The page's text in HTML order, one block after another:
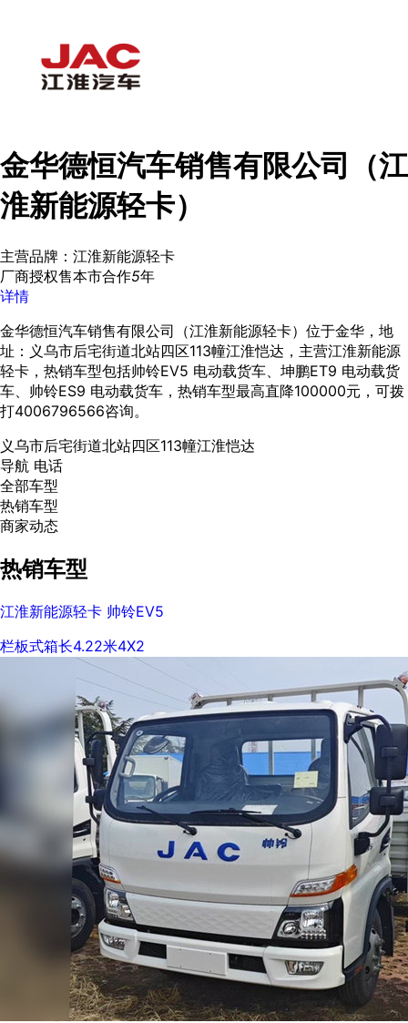
金华德恒汽车销售有限公司（江
淮新能源轻卡）
主营品牌：江淮新能源轻卡
厂商授权售本市合作5年
详情
金华德恒汽车销售有限公司（江淮新能源轻卡）位于金华，地
址：义乌市后宅街道北站四区113幢江淮恺达，主营江淮新能源
轻卡，热销车型包括帅铃EV5 电动载货车、坤鹏ET9 电动载货
车、帅铃ES9 电动载货车，热销车型最高直降100000元，可拨
打4006796566咨询。
义乌市后宅街道北站四区113幢江淮恺达
导航 电话
全部车型
热销车型
商家动态
热销车型
江淮新能源轻卡 帅铃EV5
栏板式箱长4.22米4X2